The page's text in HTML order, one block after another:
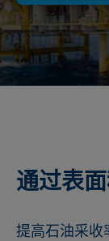
通过表
提高石油采收